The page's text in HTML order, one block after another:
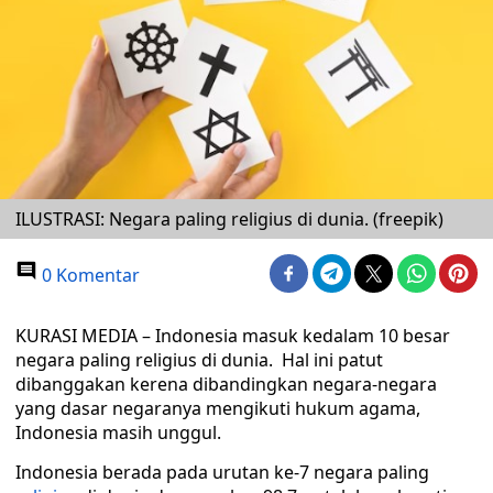
ILUSTRASI: Negara paling religius di dunia. (freepik)
0 Komentar
KURASI MEDIA – Indonesia masuk kedalam 10 besar
negara paling religius di dunia. Hal ini patut
dibanggakan kerena dibandingkan negara-negara
yang dasar negaranya mengikuti hukum agama,
Indonesia masih unggul.
Indonesia berada pada urutan ke-7 negara paling